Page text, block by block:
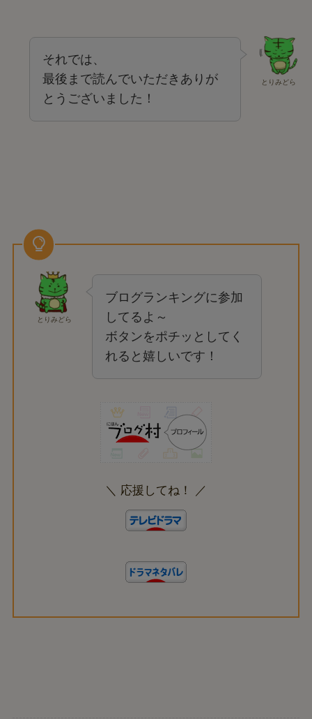
とりみどら
それでは、
最後まで読んでいただきありが
とうございました！
とりみどら
ブログランキングに参加
してるよ～
ボタンをポチッとしてく
れると嬉しいです！
＼ 応援してね！ ／